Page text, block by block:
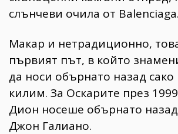
слънчеви очила от Balenciaga.
Макар и нетрадиционно,
първият път, в който
да носи обърнато назад
килим. За Оскарите през
Дион носеше обърнато назад
Джон Галиано.